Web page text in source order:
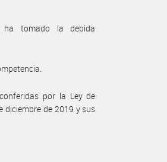
ha tomado la debida
por la Ley de
diciembre de 2019 y sus